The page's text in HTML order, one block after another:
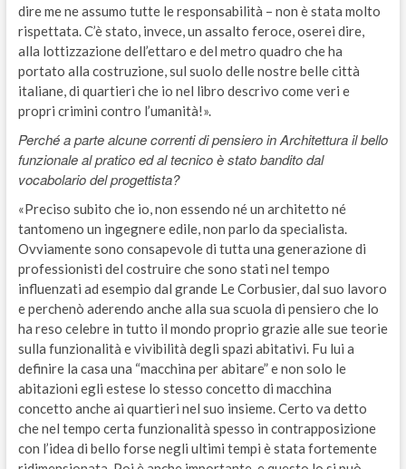
dire me ne assumo tutte le responsabilità – non è stata molto
rispettata. C’è stato, invece, un assalto feroce, oserei dire,
alla lottizzazione dell’ettaro e del metro quadro che ha
portato alla costruzione, sul suolo delle nostre belle città
italiane, di quartieri che io nel libro descrivo come veri e
propri crimini contro l’umanità!».
Perché a parte alcune correnti di pensiero in Architettura il bello
funzionale al pratico ed al tecnico è stato bandito dal
vocabolario del progettista?
«Preciso subito che io, non essendo né un architetto né
tantomeno un ingegnere edile, non parlo da specialista.
Ovviamente sono consapevole di tutta una generazione di
professionisti del costruire che sono stati nel tempo
influenzati ad esempio dal grande Le Corbusier, dal suo lavoro
e perchenò aderendo anche alla sua scuola di pensiero che lo
ha reso celebre in tutto il mondo proprio grazie alle sue teorie
sulla funzionalità e vivibilità degli spazi abitativi. Fu lui a
definire la casa una “macchina per abitare” e non solo le
abitazioni egli estese lo stesso concetto di macchina
concetto anche ai quartieri nel suo insieme. Certo va detto
che nel tempo certa funzionalità spesso in contrapposizione
con l’idea di bello forse negli ultimi tempi è stata fortemente